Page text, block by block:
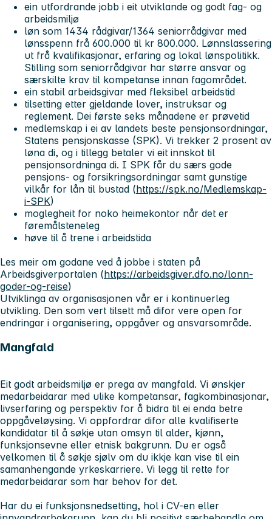
ein utfordrande jobb i eit utviklande og godt fag- og
arbeidsmiljø
løn som 1434 rådgivar/1364 seniorrådgivar med
lønsspenn frå 600.000 til kr 800.000. Lønnslassering
ut frå kvalifikasjonar, erfaring og lokal lønspolitikk.
Stilling som seniorrådgivar har større ansvar og
særskilte krav til kompetanse innan fagområdet.
ein stabil arbeidsgivar med fleksibel arbeidstid
tilsetting etter gjeldande lover, instruksar og
reglement. Dei første seks månadene er prøvetid
medlemskap i ei av landets beste pensjonsordningar,
Statens pensjonskasse (SPK). Vi trekker 2 prosent av
løna di, og i tillegg betaler vi eit innskot til
pensjonsordninga di. I SPK får du særs gode
pensjons- og forsikringsordningar samt gunstige
vilkår for lån til bustad (https://spk.no/Medlemskap-
i-SPK)
moglegheit for noko heimekontor når det er
føremålsteneleg
høve til å trene i arbeidstida
Les meir om godane ved å jobbe i staten på
Arbeidsgiverportalen (https://arbeidsgiver.dfo.no/lonn-
goder-og-reise)
Utviklinga av organisasjonen vår er i kontinuerleg
utvikling. Den som vert tilsett må difor vere open for
endringar i organisering, oppgåver og ansvarsområde.
Mangfald
Eit godt arbeidsmiljø er prega av mangfald. Vi ønskjer
medarbeidarar med ulike kompetansar, fagkombinasjonar,
livserfaring og perspektiv for å bidra til ei enda betre
oppgåveløysing. Vi oppfordrar difor alle kvalifiserte
kandidatar til å søkje utan omsyn til alder, kjønn,
funksjonsevne eller etnisk bakgrunn. Du er også
velkomen til å søkje sjølv om du ikkje kan vise til ein
samanhengande yrkeskarriere. Vi legg til rette for
medarbeidarar som har behov for det.
Har du ei funksjonsnedsetting, hol i CV-en eller